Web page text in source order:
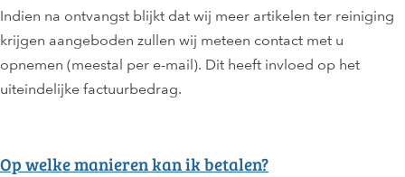
Indien na ontvangst blijkt dat wij meer artikelen ter reiniging
krijgen aangeboden zullen wij meteen contact met u
opnemen (meestal per e-mail). Dit heeft invloed op het
uiteindelijke factuurbedrag.
Op welke manieren kan ik betalen?